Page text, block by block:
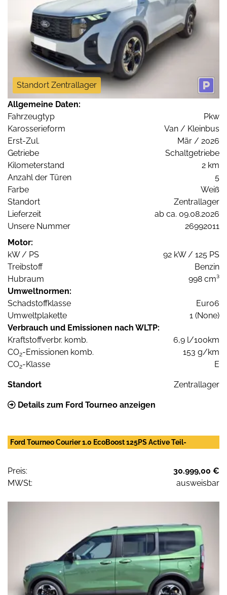
Standort Zentrallager
Allgemeine Daten:
Fahrzeugtyp
Pkw
Karosserieform
Van / Kleinbus
Erst-Zul.
Mär / 2026
Getriebe
Schaltgetriebe
Kilometerstand
2 km
Anzahl der Türen
5
Farbe
Weiß
Standort
Zentrallager
Lieferzeit
ab ca. 09.08.2026
Unsere Nummer
26992011
Motor:
kW / PS
92 kW / 125 PS
Treibstoff
Benzin
Hubraum
998 cm³
Umweltnormen:
Schadstoffklasse
Euro6
Umweltplakette
1 (None)
Verbrauch und Emissionen nach WLTP:
Kraftstoffverbr. komb.
6,9 l/100km
CO2-Emissionen komb.
153 g/km
CO2-Klasse E
Standort Zentrallager
Details zum Ford Tourneo anzeigen
Ford Tourneo Courier 1.0 EcoBoost 125PS Active Teil-
Preis:
30.999,00 €
MWSt:
ausweisbar